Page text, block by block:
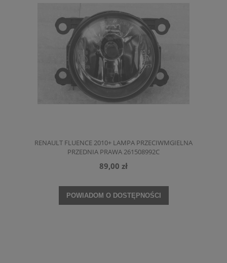
RENAULT FLUENCE 2010+ LAMPA PRZECIWMGIELNA
PRZEDNIA PRAWA 261508992C
89,00 zł
POWIADOM O DOSTĘPNOŚCI